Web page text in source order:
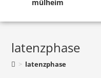
latenzphase
> latenzphase